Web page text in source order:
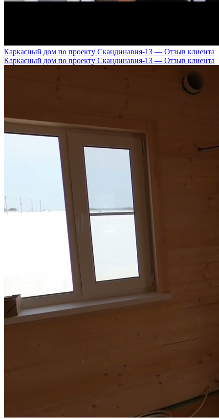
Каркасный дом по проекту Скандинавия-13 — Отзыв клиента
Каркасный дом по проекту Скандинавия-13 — Отзыв клиента